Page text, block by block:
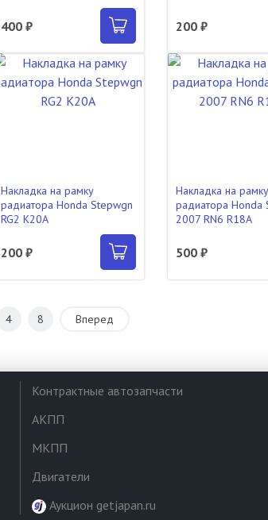
400 ₽ 200 ₽
Накладка на рамку
радиатора Honda Stepwgn
RG2 K20A
200 ₽
Накладка на рамку
радиатора Honda
2007 RN6 R18A
500 ₽
4 8 Вперед
Контрактные автозапчасти
АКПП
МКПП
Двигатели
Аукцион getjapan.ru